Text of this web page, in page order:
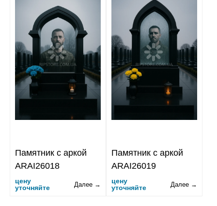
Памятник с аркой
ARAI26018
цену
уточняйте
Далее →
Памятник с аркой
ARAI26019
цену
уточняйте
Далее →